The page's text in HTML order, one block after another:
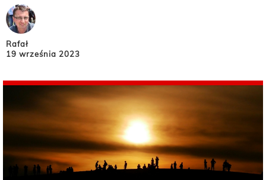
Rafał
19 września 2023